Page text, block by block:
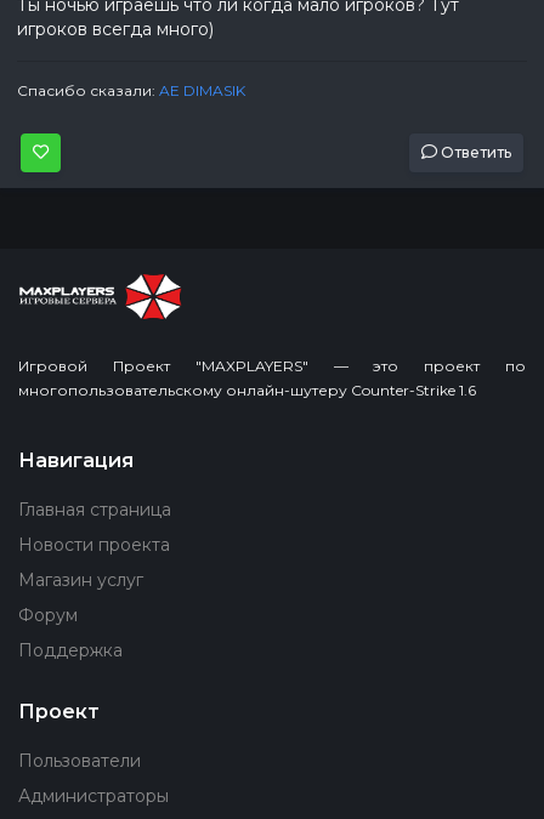
Ты ночью играешь что ли когда мало игроков? Тут
игроков всегда много)
Спасибо сказали: AE DIMASIK
Ответить
Игровой Проект "MAXPLAYERS" — это проект по
многопользовательскому онлайн-шутеру Counter-Strike 1.6
Навигация
Главная страница
Новости проекта
Магазин услуг
Форум
Поддержка
Проект
Пользователи
Администраторы